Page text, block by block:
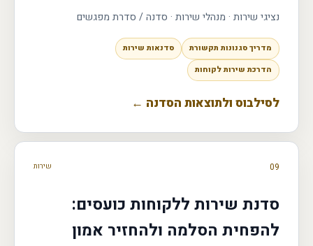
נציגי שירות · מנהלי שירות · סדנה / סדרת מפגשים
מדריך סגנונות תקשורת
סדנאות שירות
הדרכת שירות לקוחות
לסילבוס ולתוצאות הסדנה ←
09 שירות
סדנת שירות ללקוחות כועסים:
להפחית הסלמה ולהחזיר אמון